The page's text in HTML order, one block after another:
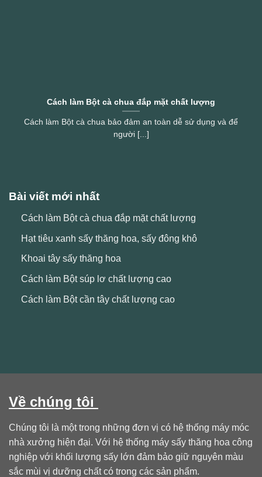
Cách làm Bột cà chua đắp mặt chất lượng
Cách làm Bột cà chua bảo đảm an toàn dễ sử dụng và để
người [...]
Bài viết mới nhất
Cách làm Bột cà chua đắp mặt chất lượng
Hạt tiêu xanh sấy thăng hoa, sấy đông khô
Khoai tây sấy thăng hoa
Cách làm Bột súp lơ chất lượng cao
Cách làm Bột cần tây chất lượng cao
Về chúng tôi
Chúng tôi là một trong những đơn vị có hệ thống máy móc
nhà xưởng hiện đại. Với hệ thống máy sấy thăng hoa công
nghiệp với khối lượng sấy lớn đảm bảo giữ nguyên màu
sắc mùi vị dưỡng chất có trong các sản phẩm.